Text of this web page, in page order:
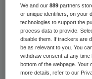
collectief De
nemen van de
ondersteuning
We and our889 partners
or unique identifiers, on your
technologies to support the
process data to provide.
disable them. If trackers are
be as relevant to you. You
withdraw consent at any
bottom of the webpage. Your
more details, refer to our